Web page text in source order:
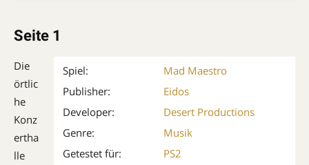
Seite 1
Spiel:
Mad Maestro
Publisher:
Eidos
Developer:
Desert Productions
Genre:
Musik
Getestet für:
PS2
Die
örtlic
he
Konz
ertha
lle